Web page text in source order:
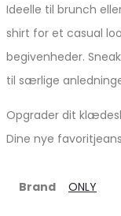
Ideelle til brunch
shirt for et casual
begivenheder.
til særlige
Opgrader dit
Dine nye
Brand ONLY